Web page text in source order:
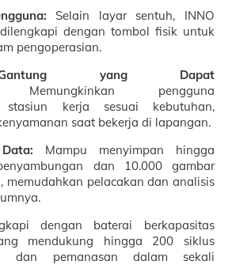
Selain layar sentuh, INNO
dengan tombol fisik untuk
pengoperasian.
yang Dapat
pengguna
stasiun kerja sesuai kebutuhan,
saat bekerja di lapangan.
Mampu menyimpan hingga
dan 10.000 gambar
memudahkan pelacakan dan analisis
dengan baterai berkapasitas
mendukung hingga 200 siklus
dan pemanasan dalam sekali